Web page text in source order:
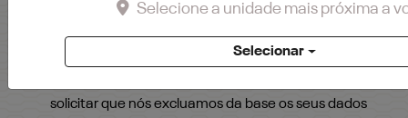
solicitar que nós excluamos da base os seus dados
Selecione a unidade mais próxima a
Selecionar